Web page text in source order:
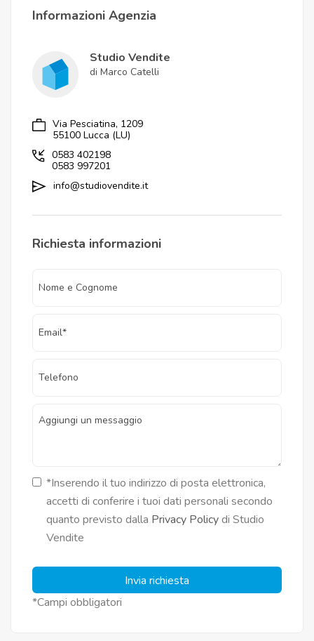
Informazioni Agenzia
Studio Vendite
di Marco Catelli
Via Pesciatina, 1209
55100 Lucca (LU)
0583 402198
0583 997201
info@studiovendite.it
Richiesta informazioni
*Inserendo il tuo indirizzo di posta elettronica,
accetti di conferire i tuoi dati personali secondo
quanto previsto dalla Privacy Policydi Studio
Vendite
Invia richiesta
*Campi obbligatori